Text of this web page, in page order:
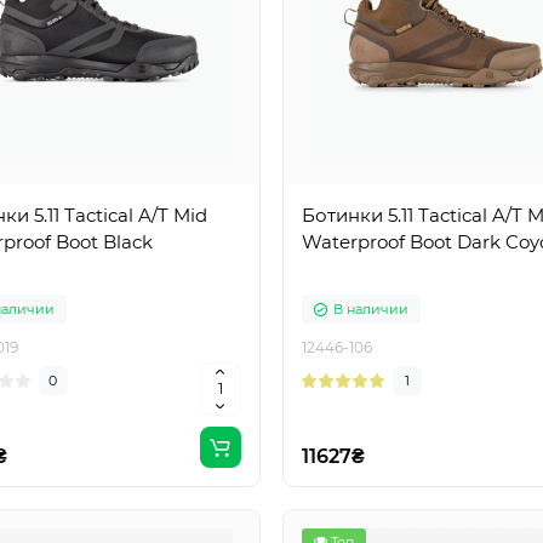
5.11 Tactical A/T Mid
Boot Black
0
Ботинки 5.11 Tactical A/T
Waterproof Boot Dark
В наличии
12446-106
1
11627₴